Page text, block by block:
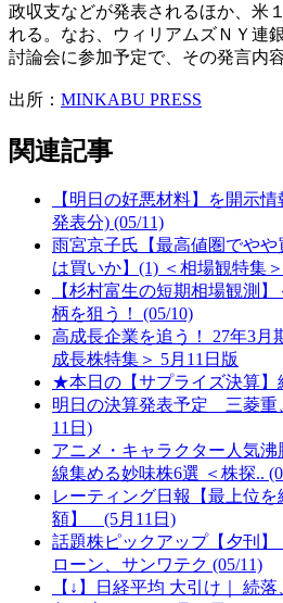
政収支などが発表されるほか、米
れる。なお、ウィリアムズＮＹ連
討論会に参加予定で、その発言内
出所： MINKABU PRESS
関連記事
【明日の好悪材料】を開示
発表分) (05/11)
雨宮京子氏【最高値圏でや
は買いか】(1) ＜相場観特集
【杉村富生の短期相場観測
柄を狙う！ (05/10)
高成長企業を追う！ 27年3月
成長株特集＞ 5月11日版
★本日の【サプライズ決算】
明日の決算発表予定 三菱重
11日)
アニメ・キャラクター人気
線集める妙味株6選 ＜株探..
レーティング日報【最上位
額】 (5月11日)
話題株ピックアップ【夕刊
ローン、サンワテク (05/11)
【↓】日経平均 大引け｜ 続